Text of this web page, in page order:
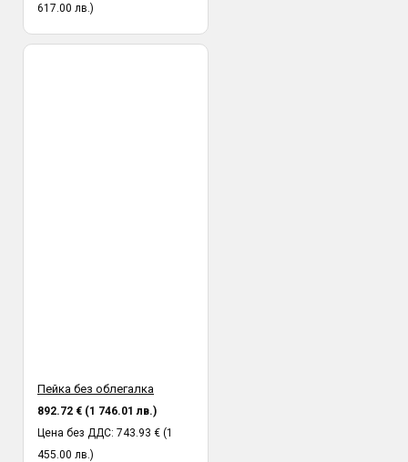
617.00 лв.)
Пейка без облегалка
892.72 € (1 746.01 лв.)
Цена без ДДС: 743.93 € (1
455.00 лв.)